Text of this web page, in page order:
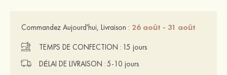
Commandez Aujourd'hui, Livraison : 26 août - 31 août
TEMPS DE CONFECTION : 15 jours
DÉLAI DE LIVRAISON :5-10 jours